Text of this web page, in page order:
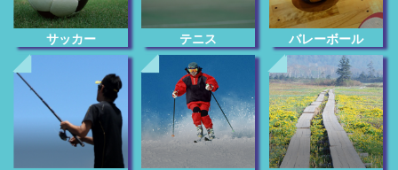
サッカー テニス バレーボール